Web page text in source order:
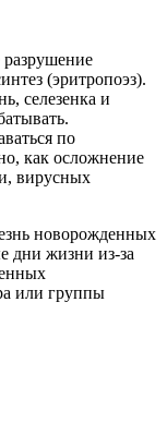
разрушение
(эритропоэз).
селезенка и
по
как осложнение
вирусных
новорожденных
дни жизни из-за
или группы